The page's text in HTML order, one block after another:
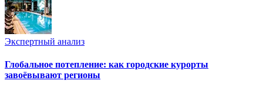
Экспертный анализ
Глобальное потепление: как городские курорты
завоёвывают регионы